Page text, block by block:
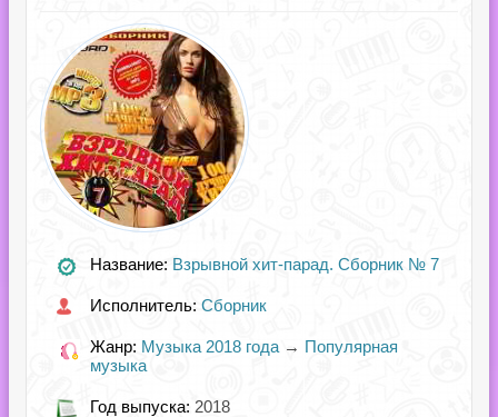
Название: Взрывной хит-парад. Сборник № 7
Исполнитель: Сборник
Жанр: Музыка 2018 года → Популярная
музыка
Год выпуска: 2018